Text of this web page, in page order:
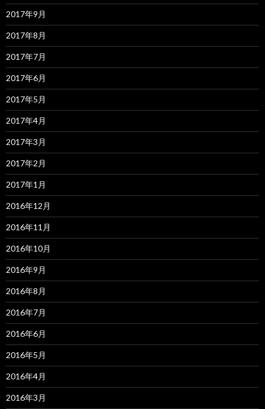
2017年9月
2017年8月
2017年7月
2017年6月
2017年5月
2017年4月
2017年3月
2017年2月
2017年1月
2016年12月
2016年11月
2016年10月
2016年9月
2016年8月
2016年7月
2016年6月
2016年5月
2016年4月
2016年3月